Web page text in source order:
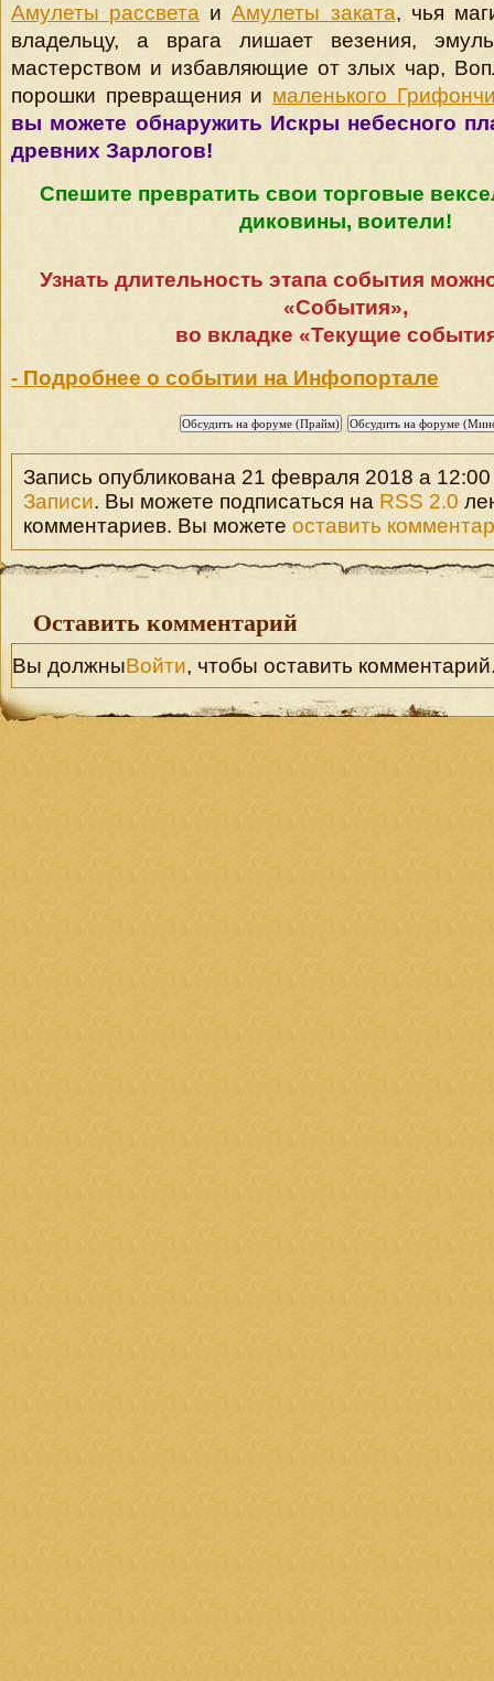
Амулеты рассвета иАмулеты заката, чья
владельцу, а врага лишает везения,
мастерством и избавляющие от злых чар,
порошки превращения и маленького
вы можете обнаружить Искры небесного
древних Зарлогов!
Спешите превратить свои торговые
диковины, воители!
Узнать длительность этапа события
«События»,
во вкладке «Текущие
- Подробнее о событии на Инфопортале
Запись опубликована 21 февраля 2018 а 12:00
Записи. Вы можете подписаться на RSS 2.0
комментариев. Вы можете оставить
Оставить комментарий
Вы должныВойти, чтобы оставить